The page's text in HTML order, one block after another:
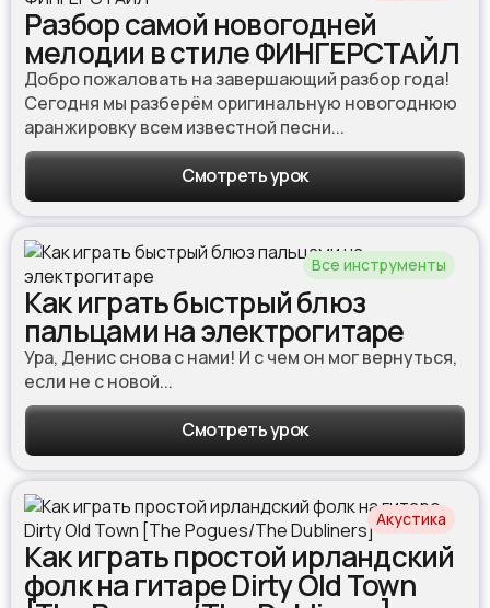
Разбор самой новогодней
мелодии в стиле ФИНГЕРСТАЙЛ
Добро пожаловать на завершающий разбор года!
Сегодня мы разберём оригинальную новогоднюю
аранжировку всем известной песни...
Смотреть урок
Все инструменты
Как играть быстрый блюз
пальцами на электрогитаре
Ура, Денис снова с нами! И с чем он мог вернуться,
если не с новой...
Смотреть урок
Акустика
Как играть простой ирландский
фолк на гитаре Dirty Old Town